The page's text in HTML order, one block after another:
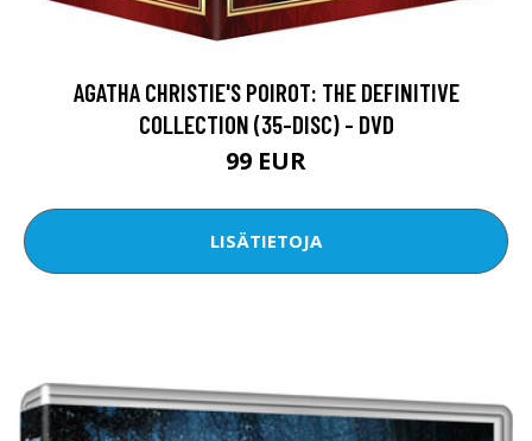
AGATHA CHRISTIE'S POIROT: THE DEFINITIVE
COLLECTION (35-DISC) - DVD
99 EUR
LISÄTIETOJA